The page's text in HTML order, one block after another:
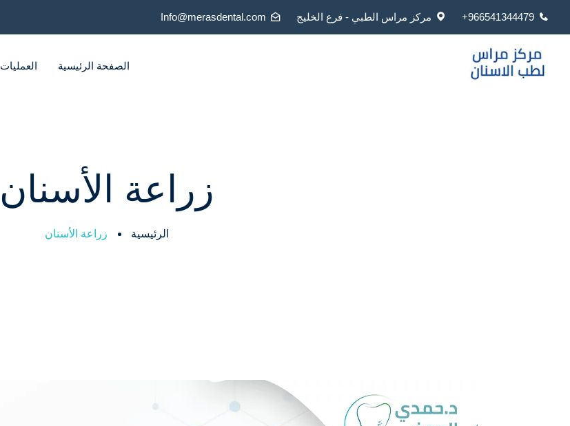
966541344479+ مركز مراس الطبي - فرع الخليج Info@merasdental.com
الصفحة الرئيسية العمليات
زراعة الأسنان
الرئيسية زراعة الأسنان